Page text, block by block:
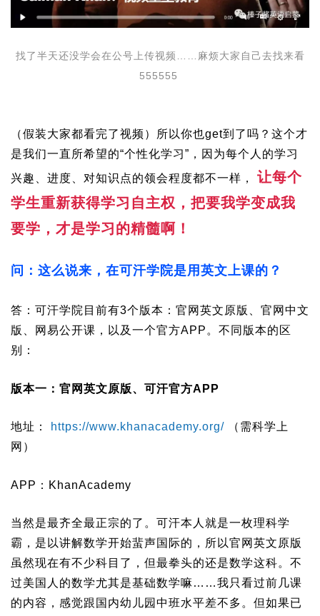
找了半天还没学会在公号上传视频……麻烦大家自己去找来看
555555
（假装大家都看完了视频）所以你也get到了吗？这个才
是我们一直所希望的“个性化学习”，因为每个人的学习
兴趣、进度、对知识点的领会程度都不一样，
让每个
学生重新获得学习自主权，把要我学变成我
要学，才是学习的精髓啊！
问：这么说来，在可汗学院是用英文上课的？
答：可汗学院目前有3个版本：官网英文原版、官网中文
版、网易公开课，以及一个官方APP。不同版本的区
别：
版本一：官网英文原版、可汗官方APP
地址： https://www.khanacademy.org/
（需科学上
网）
APP：KhanAcademy
当然是最齐全最正宗的了。可汗本人就是一枚理科学
霸，是以讲解数学开始蜚声国际的，所以官网英文原版
虽然现在有不少科目了，但最拳头的还是数学这科。不
过美国人的数学尤其是基础数学嘛……我只看过前几课
的内容，感觉跟国内幼儿园中班水平差不多。但如果已